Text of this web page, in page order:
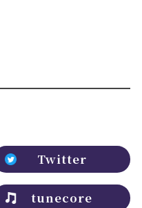
Twitter
tunecore